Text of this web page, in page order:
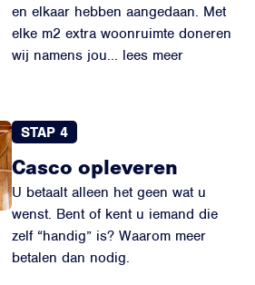
en elkaar hebben aangedaan. Met
elke m2 extra woonruimte doneren
wij namens jou... lees meer
STAP 4
Casco opleveren
U betaalt alleen het geen wat u
wenst. Bent of kent u iemand die
zelf “handig” is? Waarom meer
betalen dan nodig.